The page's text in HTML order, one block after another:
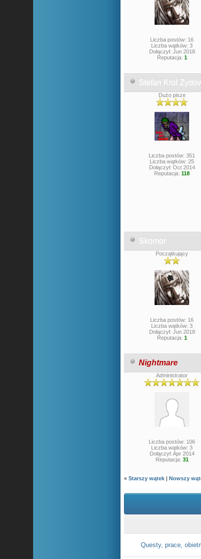
Liczba postów: 16
Liczba wątków: 3
Dołączył: Jun 2018
Reputacja: 1
Stefan Krol
Dużo pisze
Liczba postów: 351
Liczba wątków: 25
Dołączył: Oct 2014
Reputacja:118
Skomor
Początkujący
Liczba postów: 16
Liczba wątków: 3
Dołączył: Jun 2018
Reputacja: 1
Nightmare
Administrator
Liczba postów: 106
Liczba wątków: 3
Dołączył: Apr 2014
Reputacja: 31
«Starszy wątek |Nowszy
Questy, prace,